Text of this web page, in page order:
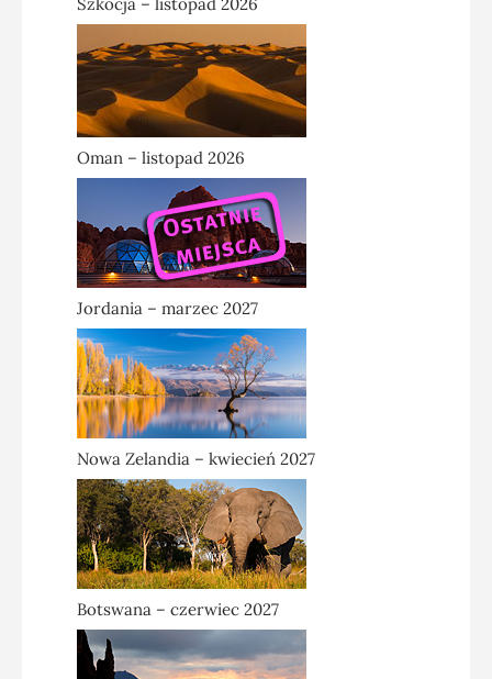
Oman – listopad 2026
Jordania – marzec 2027
Nowa Zelandia – kwiecień 2027
Botswana – czerwiec 2027